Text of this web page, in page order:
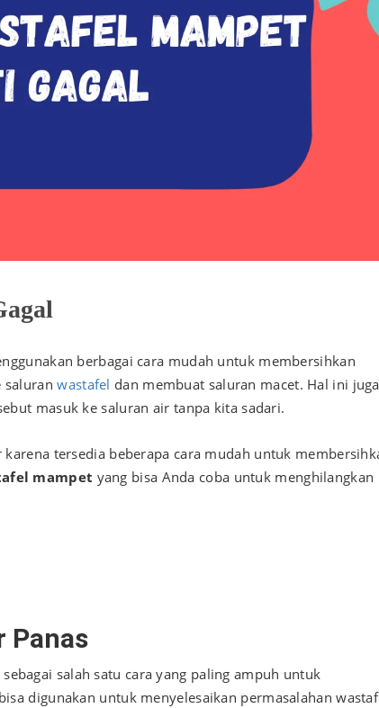
berbagai cara mudah untuk membersihkan
saluranwastafel dan membuat saluran macet. Hal ini juga
masuk ke saluran air tanpa kita sadari.
tersedia beberapa cara mudah untuk
mampet yang bisa Anda coba untuk menghilangkan
Panas
salah satu cara yang paling ampuh untuk
digunakan untuk menyelesaikan permasalahan